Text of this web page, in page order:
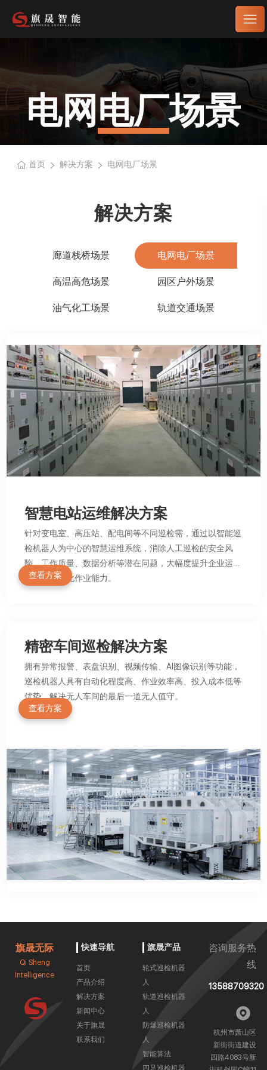
电网电厂场景
首页 解决方案 电网电厂场景
解决方案
廊道栈桥场景 电网电厂场景
高温高危场景 园区户外场景
油气化工场景 轨道交通场景
智慧电站运维解决方案
针对变电室、高压站、配电间等不同巡检需，通过以智能巡
检机器人为中心的智慧运维系统，消除人工巡检的安全风
险、工作质量、数据分析等潜在问题，大幅度提升企业运维
水平和智能化作业能力。
查看方案
精密车间巡检解决方案
拥有异常报警、表盘识别、视频传输、AI图像识别等功能，
巡检机器人具有自动化程度高、作业效率高、投入成本低等
优势，解决无人车间的最后一道无人值守。
查看方案
旗晟无际
Qi Sheng
Intelligence
快速导航
首页
产品介绍
解决方案
新闻中心
关于旗晟
联系我们
旗晟产品
轮式巡检机器
人
轨道巡检机器
人
防爆巡检机器
人
智能算法
四足巡检机器
咨询服务热
线
13588709320
杭州市萧山区
新街街道建设
四路4083号新